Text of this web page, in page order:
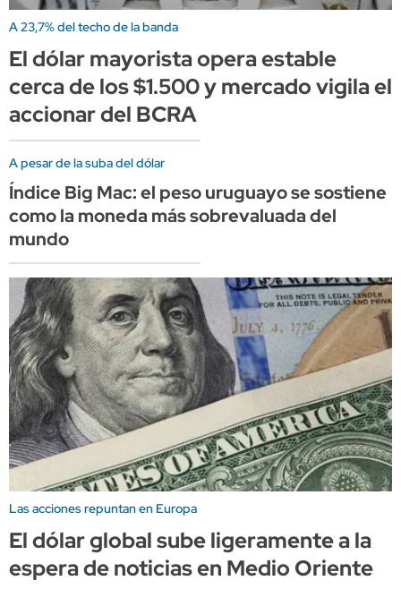
A 23,7% del techo de la banda
El dólar mayorista opera estable
cerca de los $1.500 y mercado vigila el
accionar del BCRA
A pesar de la suba del dólar
Índice Big Mac: el peso uruguayo se sostiene
como la moneda más sobrevaluada del
mundo
Las acciones repuntan en Europa
El dólar global sube ligeramente a la
espera de noticias en Medio Oriente